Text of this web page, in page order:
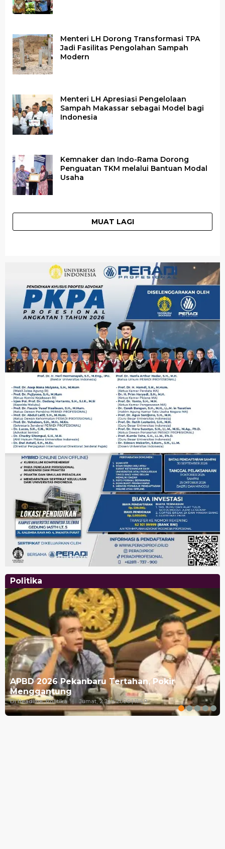
Menteri LH Dorong Transformasi TPA
Jadi Fasilitas Pengolahan Sampah
Modern
Menteri LH Apresiasi Pengelolaan
Sampah Makassar sebagai Model bagi
Indonesia
Kemnaker dan Indo-Rama Dorong
Penguatan TKM melalui Bantuan Modal
Usaha
Politika
APBD 2026 Pekanbaru Tertahan, Pokir
Menggantung
Di Headline, Politika | Jumat, 2 Jan 2026 | 11:49